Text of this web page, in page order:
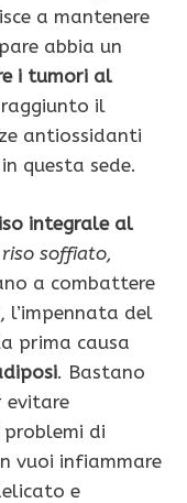
a mantenere
pare abbia un
i tumori al
il
antiossidanti
questa sede.
integrale al
soffiato,
a combattere
l’impennata del
prima causa
. Bastano
evitare
di
vuoi infiammare
e